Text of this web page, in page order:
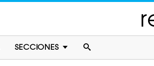
SECCIONES